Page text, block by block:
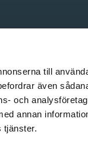
till
även
och
annan
tjänster.